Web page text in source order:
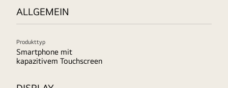
ALLGEMEIN
Produkttyp
Smartphone mit
kapazitivem Touchscreen